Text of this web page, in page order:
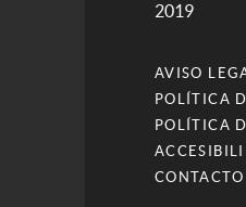
2019
AVISO
POLÍTICA
POLÍTICA
CONTACTO